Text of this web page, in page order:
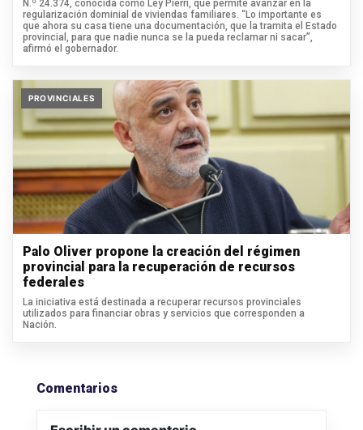
N.º 24.374, conocida como Ley Pierri, que permite avanzar en la
regularización dominial de viviendas familiares. “Lo importante es
que ahora su casa tiene una documentación, que la tramita el Estado
provincial, para que nadie nunca se la pueda reclamar ni sacar”,
afirmó el gobernador.
PROVINCIALES
Palo Oliver propone la creación del régimen
provincial para la recuperación de recursos
federales
La iniciativa está destinada a recuperar recursos provinciales
utilizados para financiar obras y servicios que corresponden a
Nación.
Comentarios